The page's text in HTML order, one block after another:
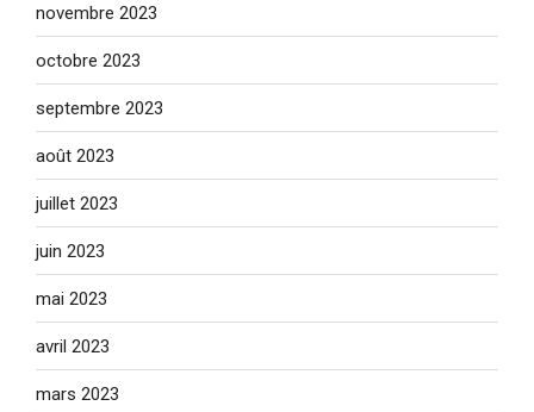
novembre 2023
octobre 2023
septembre 2023
août 2023
juillet 2023
juin 2023
mai 2023
avril 2023
mars 2023